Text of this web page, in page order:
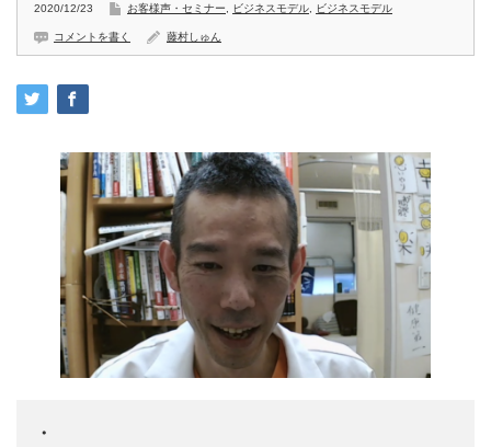
2020/12/23 お客様声・セミナー ビジネスモデル ビジネスモデル
コメントを書く 藤村しゅん
・